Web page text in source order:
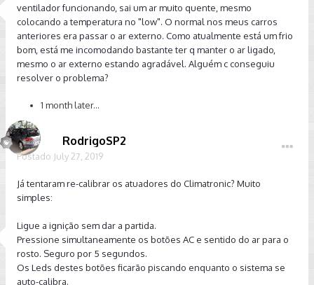
ventilador funcionando, sai um ar muito quente, mesmo
colocando a temperatura no "low". O normal nos meus carros
anteriores era passar o ar externo. Como atualmente está um frio
bom, está me incomodando bastante ter q manter o ar ligado,
mesmo o ar externo estando agradável. Alguém c conseguiu
resolver o problema?
1 month later...
RodrigoSP2
Postado July 27, 2019
Já tentaram re-calibrar os atuadores do Climatronic? Muito
simples:
Ligue a ignição sem dar a partida.
Pressione simultaneamente os botões AC e sentido do ar para o
rosto. Seguro por 5 segundos.
Os Leds destes botões ficarão piscando enquanto o sistema se
auto-calibra.